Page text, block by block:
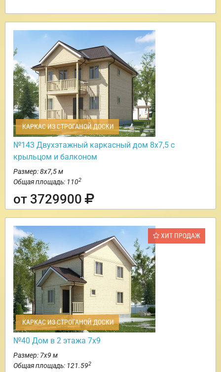
КАРКАС ИЗ СТРОГАНОЙ ДОСКИ
№143 Двухэтажный каркасный дом 8х7,5 с
крыльцом и балконом
Размер: 8х7,5 м
Общая площадь: 1102
от 3729900
ХИТ ПРОДАЖ
КАРКАС ИЗ СТРОГАНОЙ ДОСКИ
№40 Дом в 2 этажа 7х9
Размер: 7х9 м
Общая площадь: 121.592